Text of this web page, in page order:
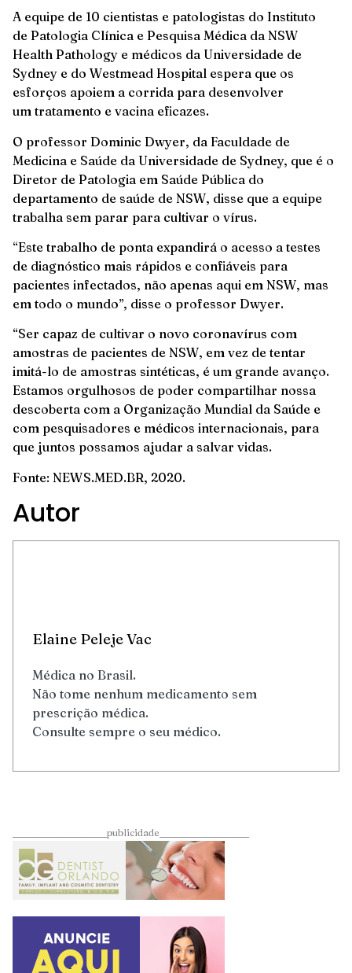
A equipe de 10 cientistas e patologistas do Instituto
de Patologia Clínica e Pesquisa Médica da NSW
Health Pathology e médicos da Universidade de
Sydney e do Westmead Hospital espera que os
esforços apoiem a corrida para desenvolver
um tratamento e vacina eficazes.
O professor Dominic Dwyer, da Faculdade de
Medicina e Saúde da Universidade de Sydney, que é o
Diretor de Patologia em Saúde Pública do
departamento de saúde de NSW, disse que a equipe
trabalha sem parar para cultivar o vírus.
“Este trabalho de ponta expandirá o acesso a testes
de diagnóstico mais rápidos e confiáveis para
pacientes infectados, não apenas aqui em NSW, mas
em todo o mundo”, disse o professor Dwyer.
“Ser capaz de cultivar o novo coronavírus com
amostras de pacientes de NSW, em vez de tentar
imitá-lo de amostras sintéticas, é um grande avanço.
Estamos orgulhosos de poder compartilhar nossa
descoberta com a Organização Mundial da Saúde e
com pesquisadores e médicos internacionais, para
que juntos possamos ajudar a salvar vidas.
Fonte: NEWS.MED.BR, 2020.
Autor
Elaine Peleje Vac
Médica no Brasil.
Não tome nenhum medicamento sem
prescrição médica.
Consulte sempre o seu médico.
____________________publicidade___________________